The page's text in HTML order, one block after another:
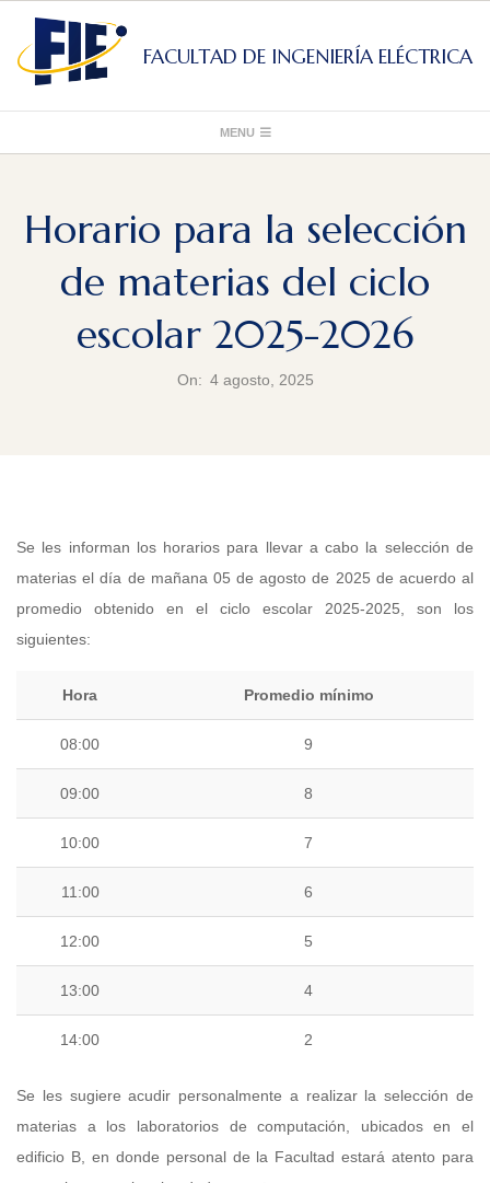
content
FACULTAD DE INGENIERÍA ELÉCTRICA
Navigation
MENU
Horario para la selección
de materias del ciclo
escolar 2025-2026
On: 4 agosto, 2025
Se les informan los horarios para llevar a cabo la selección de
materias el día de mañana 05 de agosto de 2025 de acuerdo al
promedio obtenido en el ciclo escolar 2025-2025, son los
siguientes:
Hora Promedio mínimo
08:00 9
09:00 8
10:00 7
11:00 6
12:00 5
13:00 4
14:00 2
Se les sugiere acudir personalmente a realizar la selección de
materias a los laboratorios de computación, ubicados en el
edificio B, en donde personal de la Facultad estará atento para